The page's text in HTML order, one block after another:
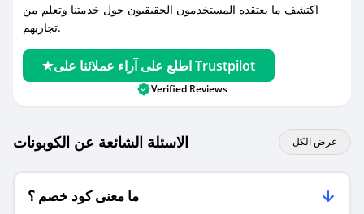
اكتشف ما يعتقده المستخدمون الحقيقيون حول خدمتنا وتعلم من
تجاربهم.
اطلع على آراء عملائنا على Trustpilot
Verified Reviews
الاسئلة الشائعة عن الكوبونات عرض الكل
ما معنى كود خصم ؟